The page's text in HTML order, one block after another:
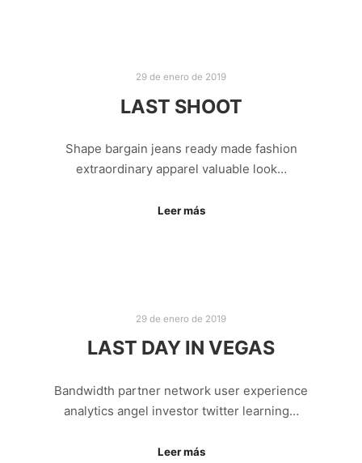
29 de enero de 2019
LAST SHOOT
Shape bargain jeans ready made fashion
extraordinary apparel valuable look…
Leer más
29 de enero de 2019
LAST DAY IN VEGAS
Bandwidth partner network user experience
analytics angel investor twitter learning…
Leer más